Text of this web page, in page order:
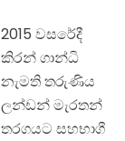
2015 වසරේදී
කිරන් ගාන්ධි
නැමති තරුණිය
ලන්ඩන් මැරතන්
තරගයට සහභාගී